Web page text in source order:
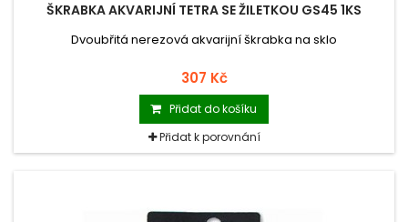
ŠKRABKA AKVARIJNÍ TETRA SE ŽILETKOU GS45 1KS
Dvoubřitá nerezová akvarijní škrabka na sklo
307 Kč
Přidat do košíku
Přidat k porovnání